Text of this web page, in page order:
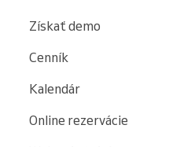
Získať demo
Cenník
Kalendár
Online rezervácie